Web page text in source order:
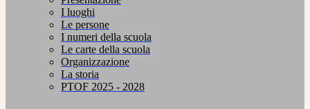
I luoghi
Le persone
I numeri della scuola
Le carte della scuola
Organizzazione
La storia
PTOF 2025 - 2028